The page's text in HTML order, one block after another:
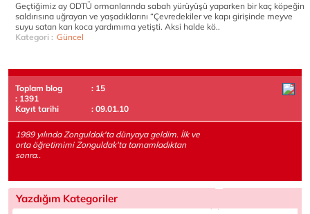
Geçtiğimiz ay ODTÜ ormanlarında sabah yürüyüşü yaparken bir kaç köpeğin
saldırısına uğrayan ve yaşadıklarını “Çevredekiler ve kapı girişinde meyve
suyu satan karı koca yardımıma yetişti. Aksi halde kö..
Kategori : Güncel
Toplam blog
: 15
: 1391
Kayıt tarihi
: 09.01.10
1989 yılında Zonguldak'ta dünyaya geldim. İlk ve
orta öğretimimi Zonguldak'ta tamamladıktan
sonra..
Yazdığım Kategoriler